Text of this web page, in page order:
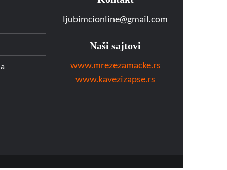
ljubimcionline@gmail.com
Naši sajtovi
www.mrezezamacke.rs
www.kavezizapse.rs